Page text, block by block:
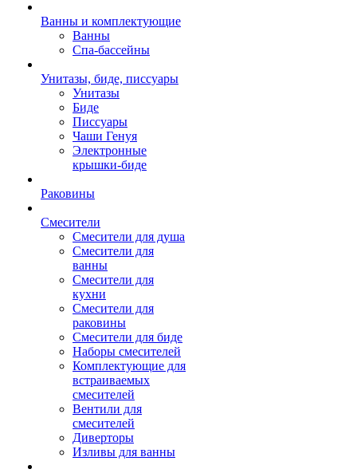
Ванны и комплектующие
Ванны
Спа-бассейны
Унитазы, биде, писсуары
Унитазы
Биде
Писсуары
Чаши Генуя
Электронные
крышки-биде
Раковины
Смесители
Смесители для душа
Смесители для
ванны
Смесители для
кухни
Смесители для
раковины
Смесители для биде
Наборы смесителей
Комплектующие для
встраиваемых
смесителей
Вентили для
смесителей
Диверторы
Изливы для ванны